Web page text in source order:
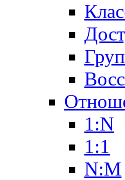
1:N
1:1
N:M